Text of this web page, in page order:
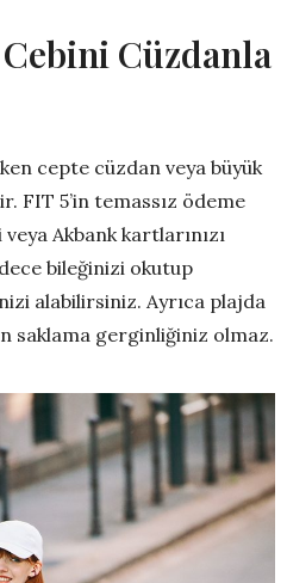
Cüzdanla
cepte cüzdan veya büyük
FIT 5’in temassız ödeme
Akbank kartlarınızı
bileğinizi okutup
alabilirsiniz. Ayrıca plajda
saklama gerginliğiniz olmaz.